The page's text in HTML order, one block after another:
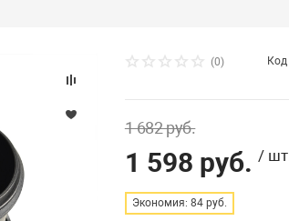
(0)
1 682 руб.
1 598 руб. /
Экономия: 84 руб.